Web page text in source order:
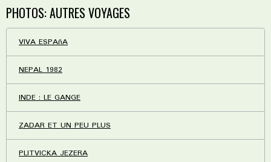
PHOTOS: AUTRES VOYAGES
VIVA ESPAñA
NEPAL 1982
INDE : LE GANGE
ZADAR ET UN PEU PLUS
PLITVICKA JEZERA